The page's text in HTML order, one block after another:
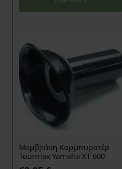
Μεμβράνη Καρμπυρατέρ
Tourmax Yamaha XT 600